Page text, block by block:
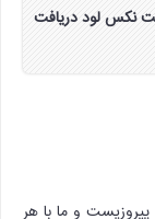
نکس لود دریافت
و ما با هر